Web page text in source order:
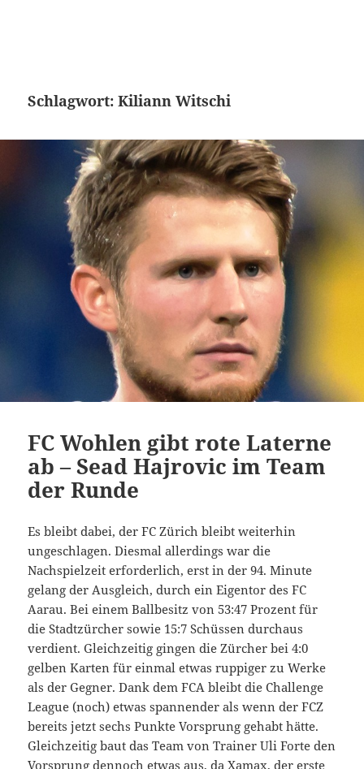
Schlagwort:Kiliann Witschi
FC Wohlen gibt rote Laterne
ab – Sead Hajrovic im Team
der Runde
Es bleibt dabei, der FC Zürich bleibt weiterhin
ungeschlagen. Diesmal allerdings war die
Nachspielzeit erforderlich, erst in der 94. Minute
gelang der Ausgleich, durch ein Eigentor des FC
Aarau. Bei einem Ballbesitz von 53:47 Prozent für
die Stadtzürcher sowie 15:7 Schüssen durchaus
verdient. Gleichzeitig gingen die Zürcher bei 4:0
gelben Karten für einmal etwas ruppiger zu Werke
als der Gegner. Dank dem FCA bleibt die Challenge
League (noch) etwas spannender als wenn der FCZ
bereits jetzt sechs Punkte Vorsprung gehabt hätte.
Gleichzeitig baut das Team von Trainer Uli Forte den
Vorsprung dennoch etwas aus, da Xamax, der erste